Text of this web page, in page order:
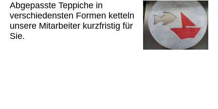
Abgepasste Teppiche in
verschiedensten Formen ketteln
unsere Mitarbeiter kurzfristig für
Sie.